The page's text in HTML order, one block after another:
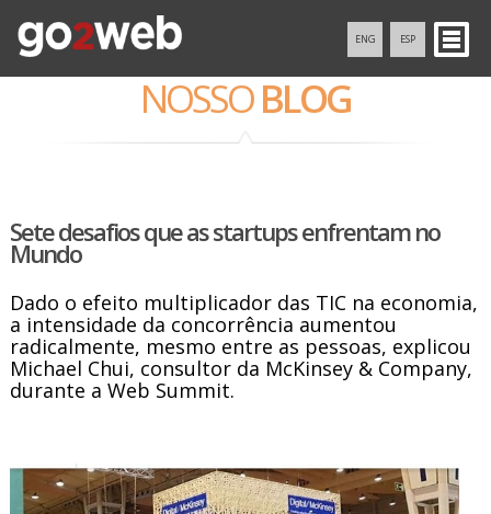
ENG ESP
NOSSOBLOG
Sete desafios que as startups enfrentam no
Mundo
Dado o efeito multiplicador das TIC na economia,
a intensidade da concorrência aumentou
radicalmente, mesmo entre as pessoas, explicou
Michael Chui, consultor da McKinsey & Company,
durante a Web Summit.